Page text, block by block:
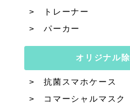
トレーナー
パーカー
オリジナル
抗菌スマホケース
コマーシャルマスク